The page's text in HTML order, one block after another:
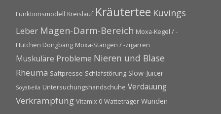
Funktionsmodell Kreislauf Kräutertee Kuvings
Leber Magen-Darm-Bereich Moxa-Kegel / -
Hütchen Dongbang Moxa-Stangen / -zigarren
Muskuläre Probleme Nieren und Blase
Rheuma Saftpresse Schlafstörung Slow-Juicer
Soyabella Untersuchungshandschuhe Verdauung
Verkrampfung Vitamix 0 Watteträger Wunden